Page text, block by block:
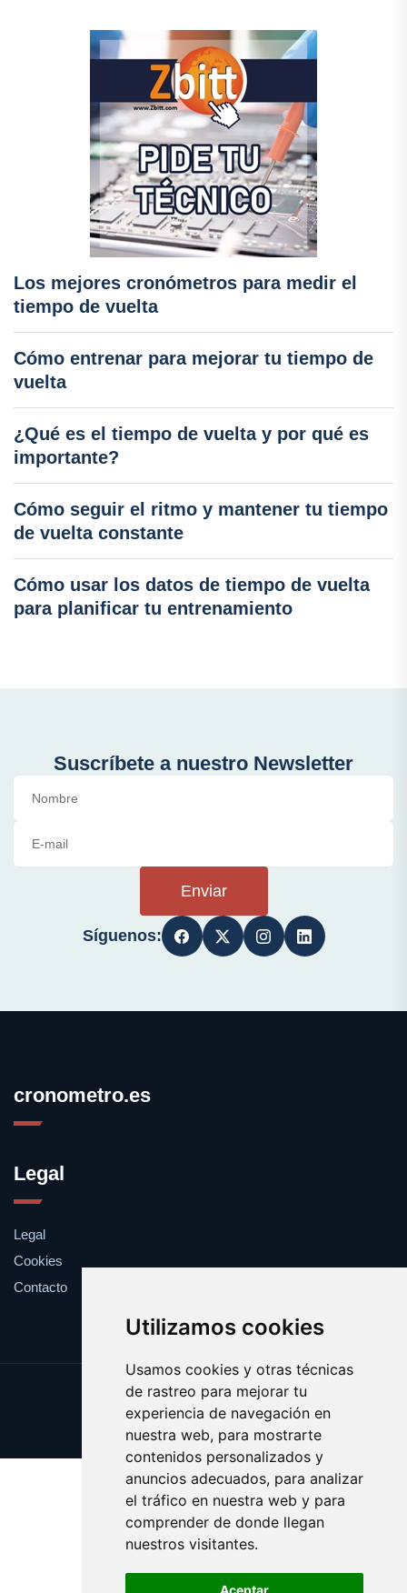
Utilizamos cookies
Usamos cookies y otras técnicas
de rastreo para mejorar tu
experiencia de navegación en
nuestra web, para mostrarte
contenidos personalizados y
anuncios adecuados, para analizar
el tráfico en nuestra web y para
comprender de donde llegan
nuestros visitantes.
Aceptar
Los mejores cronómetros para medir el
tiempo de vuelta
Cómo entrenar para mejorar tu tiempo de
vuelta
¿Qué es el tiempo de vuelta y por qué es
importante?
Cómo seguir el ritmo y mantener tu tiempo
de vuelta constante
Cómo usar los datos de tiempo de vuelta
para planificar tu entrenamiento
Suscríbete a nuestro Newsletter
Enviar
Síguenos:
cronometro.es
Legal
Legal
Cookies
Contacto
Update cookies preferences
Copyright © 2025 cronometro.es